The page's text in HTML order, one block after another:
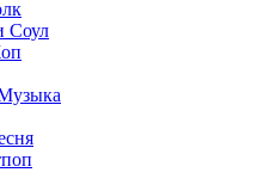
Соул